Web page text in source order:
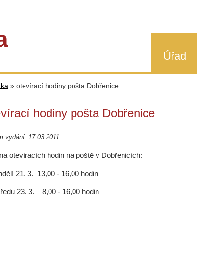
Úřad
» otevírací hodiny pošta Dobřenice
hodiny pošta Dobřenice
vydání: 17.03.2011
otevíracích hodin na poště v Dobřenicích:
21. 3. 13,00 - 16,00 hodin
23. 3. 8,00 - 16,00 hodin